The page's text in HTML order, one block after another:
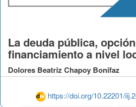
https://doi.org/10.22201/
La deuda pública,
financiamiento a nivel
Dolores Beatriz Chapoy Bonifaz